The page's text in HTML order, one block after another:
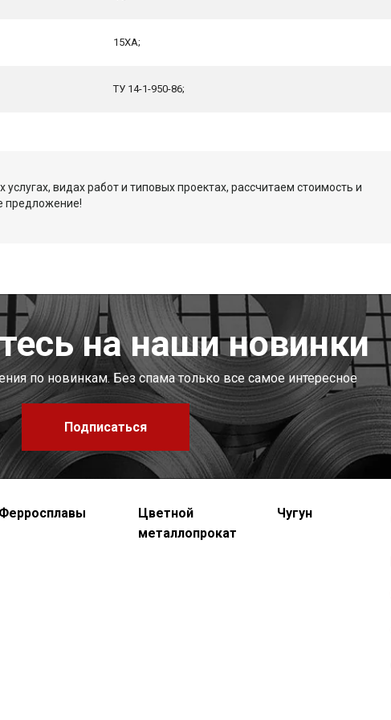
15ХА;
ТУ 14-1-950-86;
видах работ и типовых проектах, рассчитаем стоимость и
предложение!
на наши новинки
по новинкам. Без спама только все самое интересное
Подписаться
Ферросплавы
Цветной
металлопрокат
Чугун